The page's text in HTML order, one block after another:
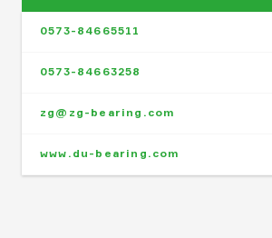
0573-84665511
0573-84663258
zg@zg-bearing.com
www.du-bearing.com